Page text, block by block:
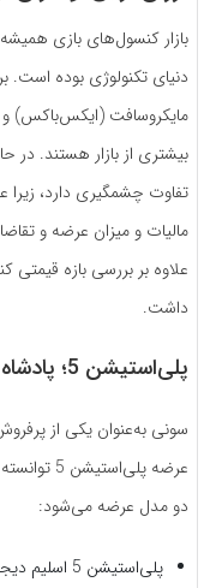
بازار کنسول‌های بازی
دنیای تکنولوژی بوده است.
مایکروسافت (ایکس‌باکس) و
بیشتری از بازار هستند. در
تفاوت چشمگیری دارد، زیرا
مالیات و میزان عرضه و
علاوه بر بررسی بازه
داشت.
پلی‌استیشن 5؛ پادشاه بازار با قیمت بالا
سونی به‌عنوان یکی از
عرضه
دو مدل عرضه می‌شود: